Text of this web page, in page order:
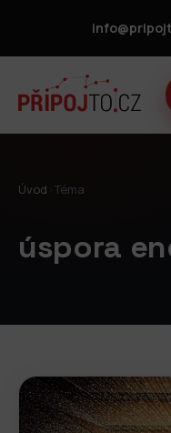
Úvod Téma
úspora